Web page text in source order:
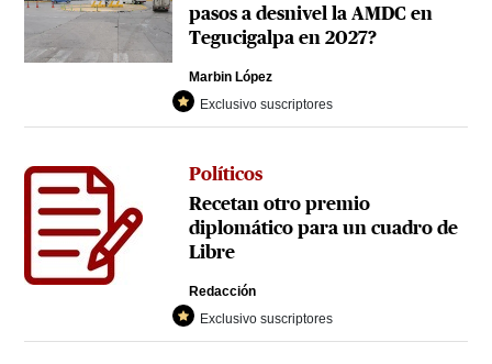
pasos a desnivel la AMDC en
Tegucigalpa en 2027?
Marbin López
Exclusivo suscriptores
Políticos
Recetan otro premio
diplomático para un cuadro de
Libre
Redacción
Exclusivo suscriptores